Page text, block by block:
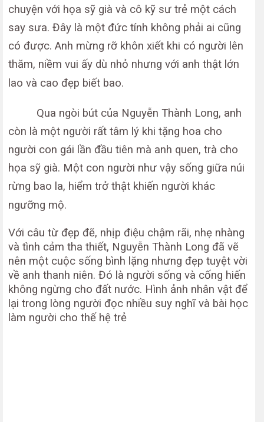
chuyện với họa sỹ già và cô kỹ sư trẻ một cách
say sưa. Đây là một đức tính không phải ai cũng
có được. Anh mừng rỡ khôn xiết khi có người lên
thăm, niềm vui ấy dù nhỏ nhưng với anh thật lớn
lao và cao đẹp biết bao.
Qua ngòi bút của Nguyễn Thành Long, anh
còn là một người rất tâm lý khi tặng hoa cho
người con gái lần đầu tiên mà anh quen, trà cho
họa sỹ già. Một con người như vậy sống giữa núi
rừng bao la, hiểm trở thật khiến người khác
ngưỡng mộ.
Với câu từ đẹp đẽ, nhịp điệu chậm rãi, nhẹ nhàng
và tình cảm tha thiết, Nguyễn Thành Long đã vẽ
nên một cuộc sống bình lặng nhưng đẹp tuyệt vời
về anh thanh niên. Đó là người sống và cống hiến
không ngừng cho đất nước. Hình ảnh nhân vật để
lại trong lòng người đọc nhiều suy nghĩ và bài học
làm người cho thế hệ trẻ